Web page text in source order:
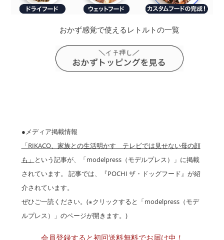
おかず感覚で使えるレトルトの一覧
●メディア掲載情報
「RIKACO、家族との生活明かす テレビでは見せない母の顔
も」 という記事が、「modelpress（モデルプレス）」に掲載
されています。 記事では、『POCHI ザ・ドッグフード』が紹
介されています。
ぜひご一読ください。(※クリックすると「modelpress（モデ
ルプレス）」のページが開きます。)
会員登録すると初回送料無料でお届け中！